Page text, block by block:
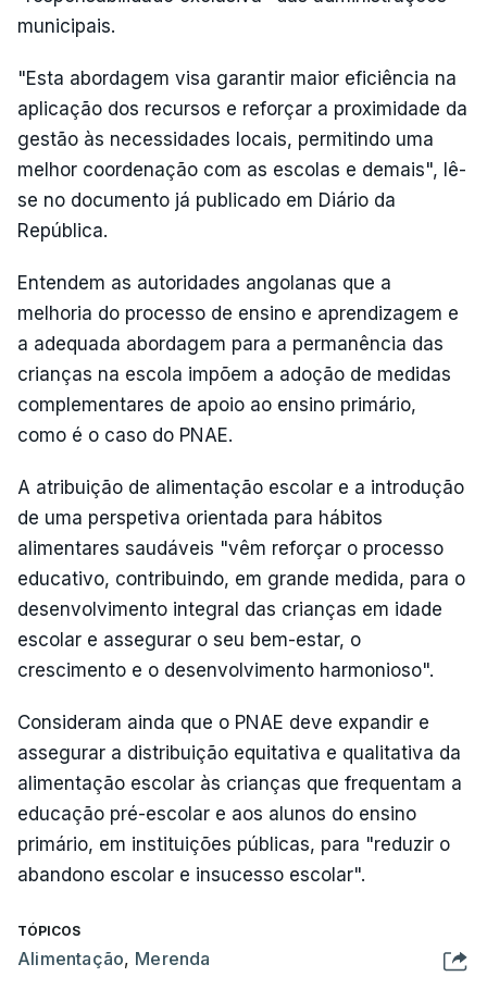
municipais.
"Esta abordagem visa garantir maior eficiência na
aplicação dos recursos e reforçar a proximidade da
gestão às necessidades locais, permitindo uma
melhor coordenação com as escolas e demais", lê-
se no documento já publicado em Diário da
República.
Entendem as autoridades angolanas que a
melhoria do processo de ensino e aprendizagem e
a adequada abordagem para a permanência das
crianças na escola impõem a adoção de medidas
complementares de apoio ao ensino primário,
como é o caso do PNAE.
A atribuição de alimentação escolar e a introdução
de uma perspetiva orientada para hábitos
alimentares saudáveis "vêm reforçar o processo
educativo, contribuindo, em grande medida, para o
desenvolvimento integral das crianças em idade
escolar e assegurar o seu bem-estar, o
crescimento e o desenvolvimento harmonioso".
Consideram ainda que o PNAE deve expandir e
assegurar a distribuição equitativa e qualitativa da
alimentação escolar às crianças que frequentam a
educação pré-escolar e aos alunos do ensino
primário, em instituições públicas, para "reduzir o
abandono escolar e insucesso escolar".
TÓPICOS
Alimentação, Merenda